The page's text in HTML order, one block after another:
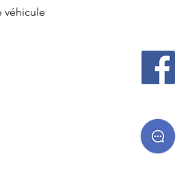
véhicule